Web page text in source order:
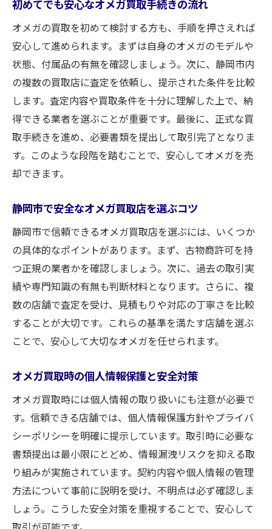
初めてでも安心なオメガ買取手続きの流れ
オメガの買取を初めて検討する方も、手順を押さえれば
安心して進められます。まずは自身のオメガのモデルや
状態、付属品の有無を確認しましょう。次に、静岡市内
の複数の買取店に査定を依頼し、提示された条件を比較
します。査定内容や買取条件を十分に理解した上で、納
得できる業者を選ぶことが重要です。最後に、正式な買
取手続きを進め、必要書類を提出して取引完了となりま
す。このような段階を踏むことで、安心してオメガを売
却できます。
静岡市で安全なオメガ買取店を選ぶコツ
静岡市で信頼できるオメガ買取店を選ぶには、いくつか
の具体的なポイントがあります。まず、古物商許可を持
つ正規の業者かを確認しましょう。次に、過去の取引実
績や専門知識の有無も判断材料となります。さらに、複
数の店舗で査定を受け、見積もりや対応の丁寧さを比較
することが大切です。これらの基準を満たす店舗を選ぶ
ことで、安心して大切なオメガを任せられます。
オメガ買取時の個人情報保護と安全対策
オメガ買取時には個人情報の取り扱いにも注意が必要で
す。信頼できる店舗では、個人情報保護方針やプライバ
シーポリシーを明確に提示しています。取引時に必要な
書類提出は最小限にとどめ、情報漏洩リスクを抑える取
り組みが実施されています。契約内容や個人情報の管理
方法について事前に説明を受け、不明点は必ず確認しま
しょう。こうした安全対策を重視することで、安心して